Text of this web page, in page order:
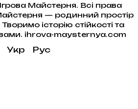
Майстерня. Всі права
— родинний простір
Творимо історію стійкості та
ihrova-maysternya.com
Укр Рус